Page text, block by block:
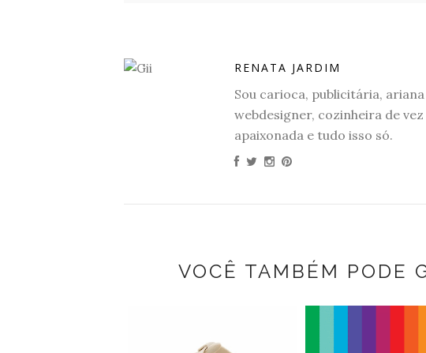
RENATA JARDIM
Sou carioca, publicitária,
webdesigner, cozinheira de
apaixonada e tudo isso só.
VOCÊ TAMBÉM PODE